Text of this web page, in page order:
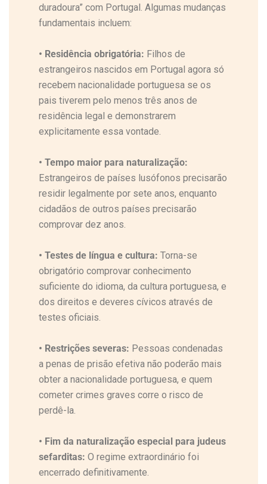
duradoura” com Portugal. Algumas mudanças
fundamentais incluem:
• Residência obrigatória: Filhos de
estrangeiros nascidos em Portugal agora só
recebem nacionalidade portuguesa se os
pais tiverem pelo menos três anos de
residência legal e demonstrarem
explicitamente essa vontade.
• Tempo maior para naturalização:
Estrangeiros de países lusófonos precisarão
residir legalmente por sete anos, enquanto
cidadãos de outros países precisarão
comprovar dez anos.
• Testes de língua e cultura: Torna-se
obrigatório comprovar conhecimento
suficiente do idioma, da cultura portuguesa, e
dos direitos e deveres cívicos através de
testes oficiais.
• Restrições severas: Pessoas condenadas
a penas de prisão efetiva não poderão mais
obter a nacionalidade portuguesa, e quem
cometer crimes graves corre o risco de
perdê-la.
• Fim da naturalização especial para judeus
sefarditas: O regime extraordinário foi
encerrado definitivamente.